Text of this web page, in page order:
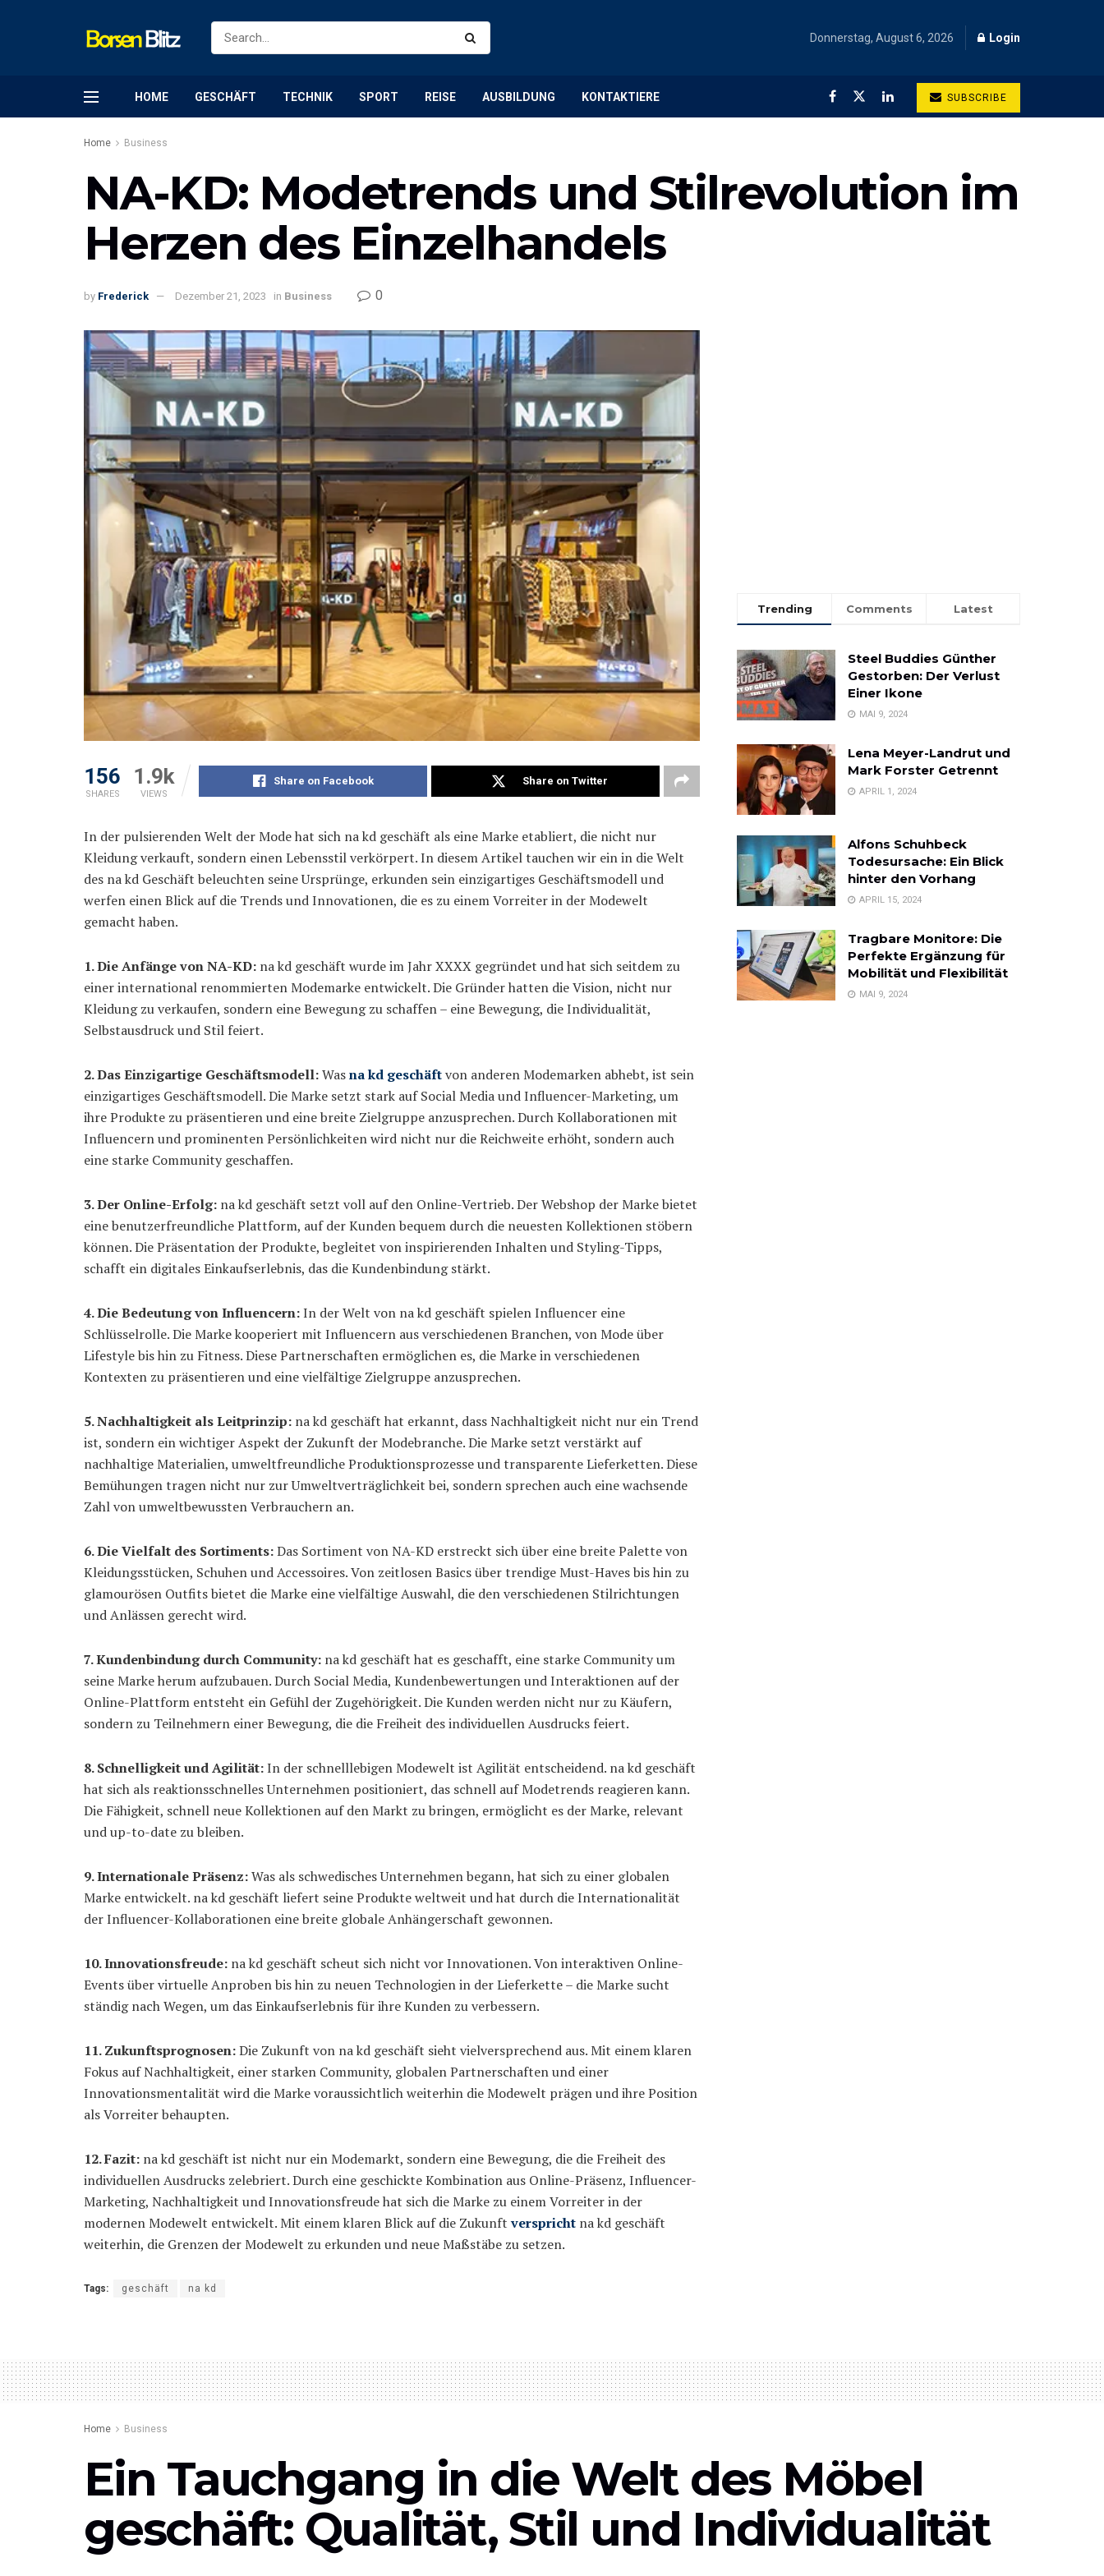
Donnerstag, August 6, 2026 Login
HOME GESCHÄFT TECHNIK SPORT REISE AUSBILDUNG KONTAKTIERE SUBSCRIBE
Home Business
NA-KD: Modetrends und Stilrevolution im
Herzen des Einzelhandels
by Frederick Dezember 21, 2023 in Business 0
156
SHARES
1.9k
VIEWS
Share on Facebook Share on Twitter
In der pulsierenden Welt der Mode hat sich na kd geschäft als eine Marke etabliert, die nicht nur
Kleidung verkauft, sondern einen Lebensstil verkörpert. In diesem Artikel tauchen wir ein in die Welt
des na kd Geschäft beleuchten seine Ursprünge, erkunden sein einzigartiges Geschäftsmodell und
werfen einen Blick auf die Trends und Innovationen, die es zu einem Vorreiter in der Modewelt
gemacht haben.
1. Die Anfänge von NA-KD: na kd geschäft wurde im Jahr XXXX gegründet und hat sich seitdem zu
einer international renommierten Modemarke entwickelt. Die Gründer hatten die Vision, nicht nur
Kleidung zu verkaufen, sondern eine Bewegung zu schaffen – eine Bewegung, die Individualität,
Selbstausdruck und Stil feiert.
2. Das Einzigartige Geschäftsmodell:Wasna kd geschäftvon anderen Modemarken abhebt, ist sein
einzigartiges Geschäftsmodell. Die Marke setzt stark auf Social Media und Influencer-Marketing, um
ihre Produkte zu präsentieren und eine breite Zielgruppe anzusprechen. Durch Kollaborationen mit
Influencern und prominenten Persönlichkeiten wird nicht nur die Reichweite erhöht, sondern auch
eine starke Community geschaffen.
3. Der Online-Erfolg: na kd geschäft setzt voll auf den Online-Vertrieb. Der Webshop der Marke bietet
eine benutzerfreundliche Plattform, auf der Kunden bequem durch die neuesten Kollektionen stöbern
können. Die Präsentation der Produkte, begleitet von inspirierenden Inhalten und Styling-Tipps,
schafft ein digitales Einkaufserlebnis, das die Kundenbindung stärkt.
4. Die Bedeutung von Influencern:In der Welt von na kd geschäft spielen Influencer eine
Schlüsselrolle. Die Marke kooperiert mit Influencern aus verschiedenen Branchen, von Mode über
Lifestyle bis hin zu Fitness. Diese Partnerschaften ermöglichen es, die Marke in verschiedenen
Kontexten zu präsentieren und eine vielfältige Zielgruppe anzusprechen.
5. Nachhaltigkeit als Leitprinzip: na kd geschäft hat erkannt, dass Nachhaltigkeit nicht nur ein Trend
ist, sondern ein wichtiger Aspekt der Zukunft der Modebranche. Die Marke setzt verstärkt auf
nachhaltige Materialien, umweltfreundliche Produktionsprozesse und transparente Lieferketten. Diese
Bemühungen tragen nicht nur zur Umweltverträglichkeit bei, sondern sprechen auch eine wachsende
Zahl von umweltbewussten Verbrauchern an.
6. Die Vielfalt des Sortiments:Das Sortiment von NA-KD erstreckt sich über eine breite Palette von
Kleidungsstücken, Schuhen und Accessoires. Von zeitlosen Basics über trendige Must-Haves bis hin zu
glamourösen Outfits bietet die Marke eine vielfältige Auswahl, die den verschiedenen Stilrichtungen
und Anlässen gerecht wird.
7. Kundenbindung durch Community: na kd geschäft hat es geschafft, eine starke Community um
seine Marke herum aufzubauen. Durch Social Media, Kundenbewertungen und Interaktionen auf der
Online-Plattform entsteht ein Gefühl der Zugehörigkeit. Die Kunden werden nicht nur zu Käufern,
sondern zu Teilnehmern einer Bewegung, die die Freiheit des individuellen Ausdrucks feiert.
8. Schnelligkeit und Agilität:In der schnelllebigen Modewelt ist Agilität entscheidend. na kd geschäft
hat sich als reaktionsschnelles Unternehmen positioniert, das schnell auf Modetrends reagieren kann.
Die Fähigkeit, schnell neue Kollektionen auf den Markt zu bringen, ermöglicht es der Marke, relevant
und up-to-date zu bleiben.
9. Internationale Präsenz:Was als schwedisches Unternehmen begann, hat sich zu einer globalen
Marke entwickelt. na kd geschäft liefert seine Produkte weltweit und hat durch die Internationalität
der Influencer-Kollaborationen eine breite globale Anhängerschaft gewonnen.
10. Innovationsfreude: na kd geschäft scheut sich nicht vor Innovationen. Von interaktiven Online-
Events über virtuelle Anproben bis hin zu neuen Technologien in der Lieferkette – die Marke sucht
ständig nach Wegen, um das Einkaufserlebnis für ihre Kunden zu verbessern.
11. Zukunftsprognosen:Die Zukunft von na kd geschäft sieht vielversprechend aus. Mit einem klaren
Fokus auf Nachhaltigkeit, einer starken Community, globalen Partnerschaften und einer
Innovationsmentalität wird die Marke voraussichtlich weiterhin die Modewelt prägen und ihre Position
als Vorreiter behaupten.
12. Fazit: na kd geschäft ist nicht nur ein Modemarkt, sondern eine Bewegung, die die Freiheit des
individuellen Ausdrucks zelebriert. Durch eine geschickte Kombination aus Online-Präsenz, Influencer-
Marketing, Nachhaltigkeit und Innovationsfreude hat sich die Marke zu einem Vorreiter in der
modernen Modewelt entwickelt. Mit einem klaren Blick auf die Zukunftverspricht na kd geschäft
weiterhin, die Grenzen der Modewelt zu erkunden und neue Maßstäbe zu setzen.
Tags: geschäft na kd
Trending Comments Latest
Steel Buddies Günther
Gestorben: Der Verlust
Einer Ikone
MAI 9, 2024
Lena Meyer-Landrut und
Mark Forster Getrennt
APRIL 1, 2024
Alfons Schuhbeck
Todesursache: Ein Blick
hinter den Vorhang
APRIL 15, 2024
Tragbare Monitore: Die
Perfekte Ergänzung für
Mobilität und Flexibilität
MAI 9, 2024
Home Business
Ein Tauchgang in die Welt des Möbel
geschäft: Qualität, Stil und Individualität